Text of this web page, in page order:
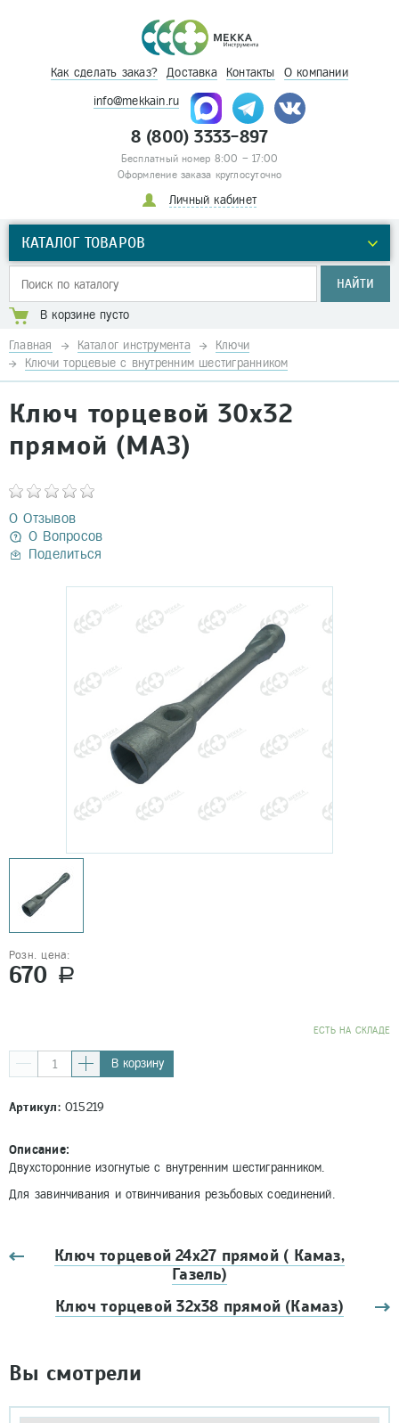
Как сделать заказ? Доставка Контакты О компании
info@mekkain.ru
8 (800) 3333-897
Бесплатный номер 8:00 – 17:00
Оформление заказа круглосуточно
Личный кабинет
КАТАЛОГ ТОВАРОВ
НАЙТИ
В корзине пусто
Главная Каталог инструмента
Ключи
Ключи торцевые с внутренним шестигранником
Ключ торцевой 30x32
прямой (МАЗ)
0 Отзывов
0 Вопросов
Поделиться
Розн. цена:
670 a
EСТЬ НА СКЛАДЕ
В корзину
Артикул:015219
Описание:
Двухсторонние изогнутые с внутренним шестигранником.
Для завинчивания и отвинчивания резьбовых соединений.
Ключ торцевой 24x27 прямой ( Камаз,
Газель)
Ключ торцевой 32x38 прямой (Камаз)
Вы смотрели